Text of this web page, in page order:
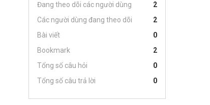
Đang theo dõi các người dùng
2
Các người dùng đang theo dõi
2
Bài viết
0
Bookmark
2
Tổng số câu hỏi
0
Tổng số câu trả lời
0